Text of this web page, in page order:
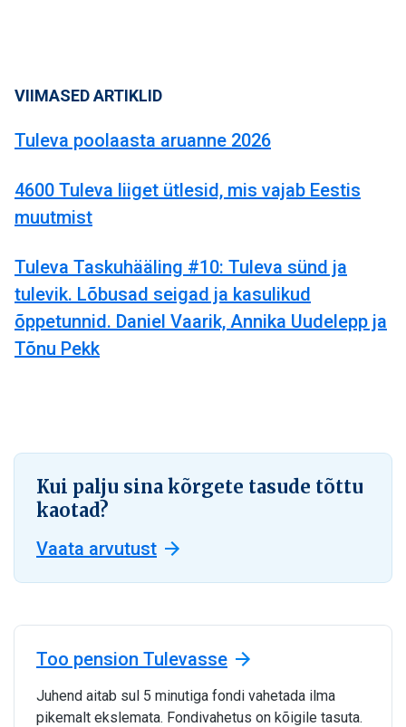
VIIMASED ARTIKLID
Tuleva poolaasta aruanne 2026
4600 Tuleva liiget ütlesid, mis vajab Eestis
muutmist
Tuleva Taskuhääling #10: Tuleva sünd ja
tulevik. Lõbusad seigad ja kasulikud
õppetunnid. Daniel Vaarik, Annika Uudelepp ja
Tõnu Pekk
Kui palju sina kõrgete tasude tõttu
kaotad?
Vaata arvutust
Too pension Tulevasse
Juhend aitab sul 5 minutiga fondi vahetada ilma
pikemalt ekslemata. Fondivahetus on kõigile tasuta.